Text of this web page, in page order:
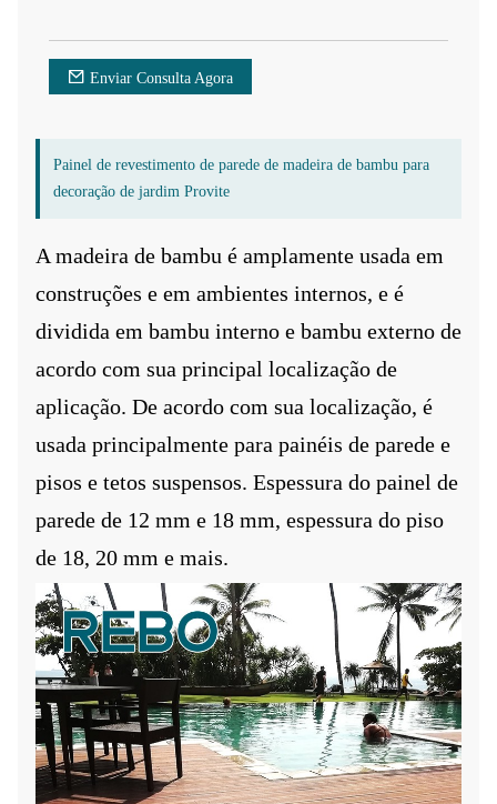
Enviar Consulta Agora
Painel de revestimento de parede de madeira de bambu para
decoração de jardim Provite
A madeira de bambu é amplamente usada em
construções e em ambientes internos, e é
dividida em bambu interno e bambu externo de
acordo com sua principal localização de
aplicação. De acordo com sua localização, é
usada principalmente para painéis de parede e
pisos e tetos suspensos. Espessura do painel de
parede de 12 mm e 18 mm, espessura do piso
de 18, 20 mm e mais.